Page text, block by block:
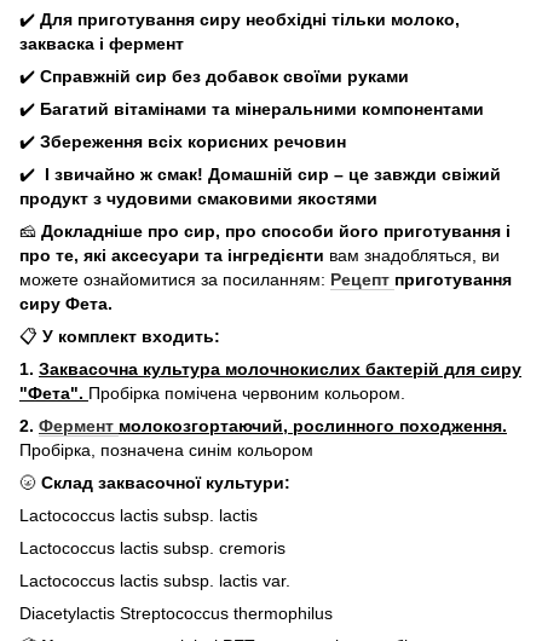
✔️ Для приготування сиру необхідні тільки молоко,
закваска і фермент
✔️ Справжній сир без добавок своїми руками
✔️ Багатий вітамінами та мінеральними компонентами
✔️ Збереження всіх корисних речовин
✔️ І звичайно ж смак! Домашній сир – це завжди свіжий
продукт з чудовими смаковими якостями
🧀 Докладніше про сир, про способи його приготування і
про те, які аксесуари та інгредієнти вам знадобляться, ви
можете ознайомитися за посиланням: Рецепт приготування
сиру Фета.
📋 У комплект входить:
1. Заквасочна культура молочнокислих бактерій для сиру
"Фета". Пробірка помічена червоним кольором.
2. Фермент молокозгортаючий, рослинного походження.
Пробірка, позначена синім кольором
🌝 Склад заквасочної культури:
Lactococcus lactis subsp. lactis
Lactococcus lactis subsp. cremoris
Lactococcus lactis subsp. lactis var.
Diacetylactis Streptococcus thermophilus